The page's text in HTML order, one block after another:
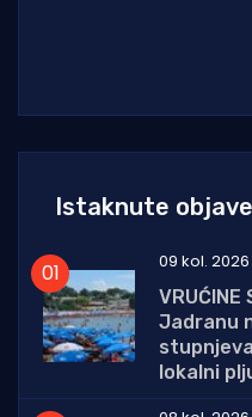
Istaknute objave
09 kol. 2026
VRUĆINE
Jadranu
lokalni